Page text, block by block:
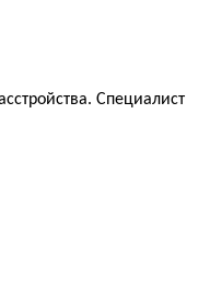
Специалист